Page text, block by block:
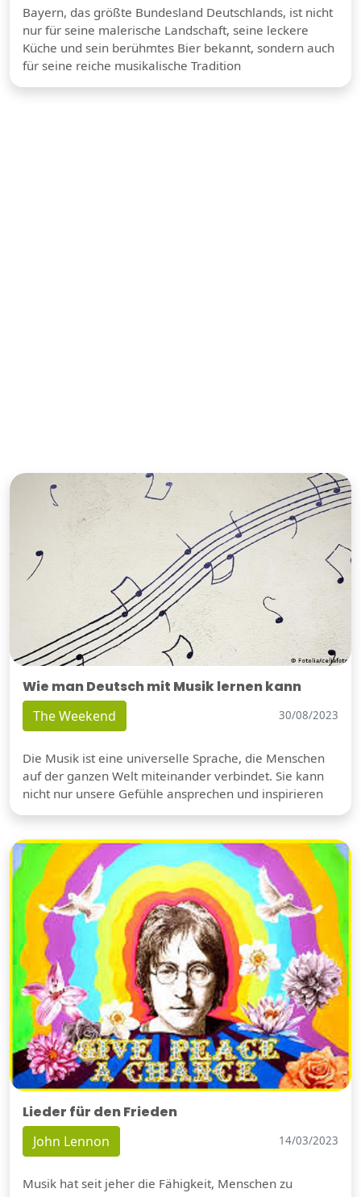
Bayern, das größte Bundesland Deutschlands, ist nicht
nur für seine malerische Landschaft, seine leckere
Küche und sein berühmtes Bier bekannt, sondern auch
für seine reiche musikalische Tradition
Wie man Deutsch mit Musik lernen kann
The Weekend 30/08/2023
Die Musik ist eine universelle Sprache, die Menschen
auf der ganzen Welt miteinander verbindet. Sie kann
nicht nur unsere Gefühle ansprechen und inspirieren
Lieder für den Frieden
John Lennon 14/03/2023
Musik hat seit jeher die Fähigkeit, Menschen zu